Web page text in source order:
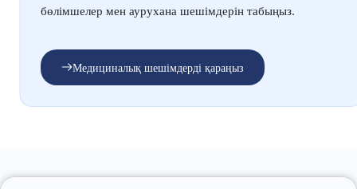
бөлімшелер мен аурухана шешімдерін табыңыз.
Медициналық шешімдерді қараңыз